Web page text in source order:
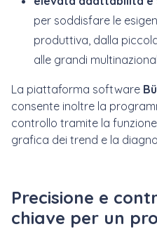
per soddisfare le
produttiva, dalla
alle grandi
La piattaforma software
consente inoltre la
controllo tramite la funzione
grafica dei trend e la
Precisione e
chiave per un